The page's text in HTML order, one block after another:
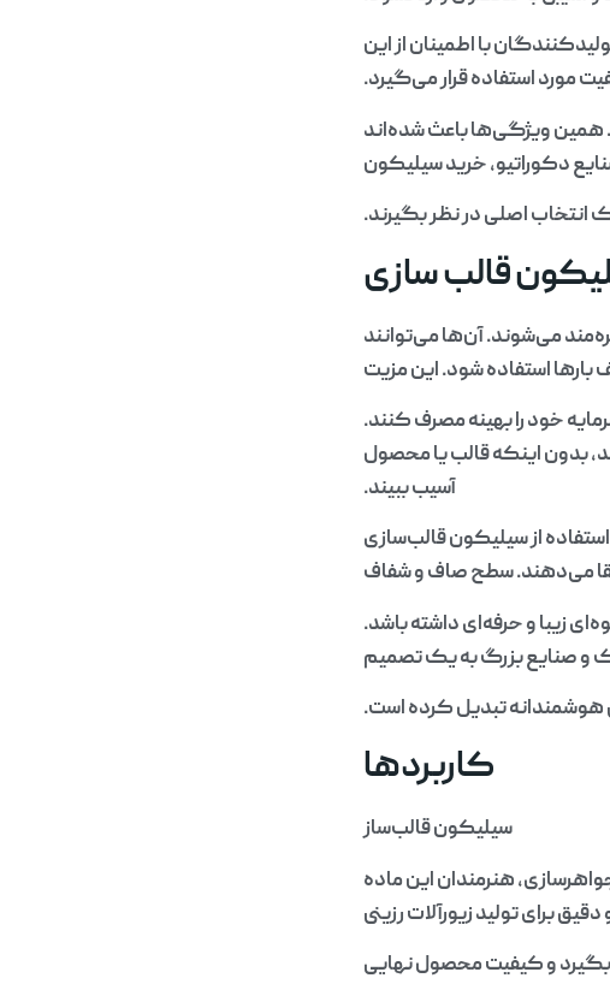
با اطمینان از این
مورد استفاده قرار می‌گیرد.
ویژگی‌ها باعث شده‌اند
دکوراتیو، خرید سیلیکون
انتخاب اصلی در نظر بگیرند.
قالب سازی
می‌شوند. آن‌ها می‌توانند
استفاده شود. این مزیت
خود را بهینه مصرف کنند.
بدون اینکه قالب یا محصول
آسیب ببیند.
از سیلیکون قالب‌سازی
می‌دهند. سطح صاف و شفاف
زیبا و حرفه‌ای داشته باشد.
و صنایع بزرگ به یک تصمیم
هوشمندانه تبدیل کرده است.
کاربردها
سیلیکون قالب‌ساز
هنرمندان این ماده
برای تولید زیورآلات رزینی
و کیفیت محصول نهایی